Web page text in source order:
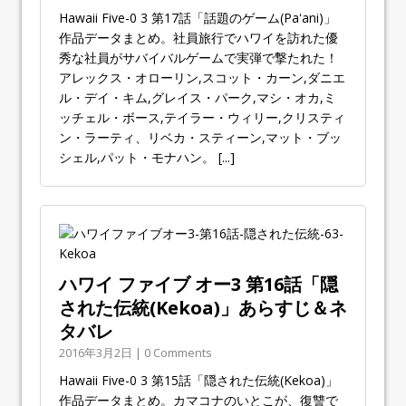
Hawaii Five-0 3 第17話「話題のゲーム(Paʻani)」
作品データまとめ。社員旅行でハワイを訪れた優
秀な社員がサバイバルゲームで実弾で撃たれた！
アレックス・オローリン,スコット・カーン,ダニエ
ル・デイ・キム,グレイス・パーク,マシ・オカ,ミ
ッチェル・ボース,テイラー・ウィリー,クリスティ
ン・ラーティ、リベカ・スティーン,マット・ブッ
シェル,パット・モナハン。 [...]
ハワイ ファイブ オー3 第16話「隠
された伝統(Kekoa)」あらすじ＆ネ
タバレ
2016年3月2日 | 0 Comments
Hawaii Five-0 3 第15話「隠された伝統(Kekoa)」
作品データまとめ。カマコナのいとこが、復讐で